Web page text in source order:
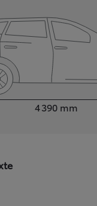
4 390 mm